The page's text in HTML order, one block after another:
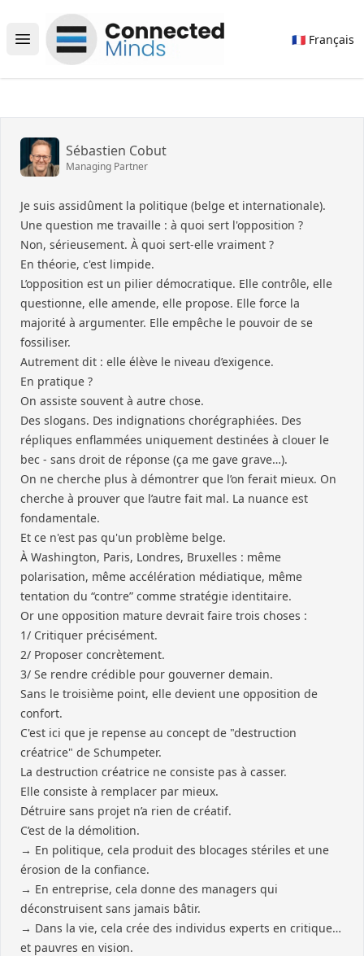
Open main menu
Connected Minds
🇫🇷 Français
Sébastien Cobut
Managing Partner
Je suis assidûment la politique (belge et internationale).
Une question me travaille : à quoi sert l'opposition ?
Non, sérieusement. À quoi sert-elle vraiment ?
En théorie, c'est limpide.
L’opposition est un pilier démocratique. Elle contrôle, elle
questionne, elle amende, elle propose. Elle force la
majorité à argumenter. Elle empêche le pouvoir de se
fossiliser.
Autrement dit : elle élève le niveau d’exigence.
En pratique ?
On assiste souvent à autre chose.
Des slogans. Des indignations chorégraphiées. Des
répliques enflammées uniquement destinées à clouer le
bec - sans droit de réponse (ça me gave grave…).
On ne cherche plus à démontrer que l’on ferait mieux. On
cherche à prouver que l’autre fait mal. La nuance est
fondamentale.
Et ce n'est pas qu'un problème belge.
À Washington, Paris, Londres, Bruxelles : même
polarisation, même accélération médiatique, même
tentation du “contre” comme stratégie identitaire.
Or une opposition mature devrait faire trois choses :
1/ Critiquer précisément.
2/ Proposer concrètement.
3/ Se rendre crédible pour gouverner demain.
Sans le troisième point, elle devient une opposition de
confort.
C'est ici que je repense au concept de "destruction
créatrice" de Schumpeter.
La destruction créatrice ne consiste pas à casser.
Elle consiste à remplacer par mieux.
Détruire sans projet n’a rien de créatif.
C’est de la démolition.
→ En politique, cela produit des blocages stériles et une
érosion de la confiance.
→ En entreprise, cela donne des managers qui
déconstruisent sans jamais bâtir.
→ Dans la vie, cela crée des individus experts en critique…
et pauvres en vision.